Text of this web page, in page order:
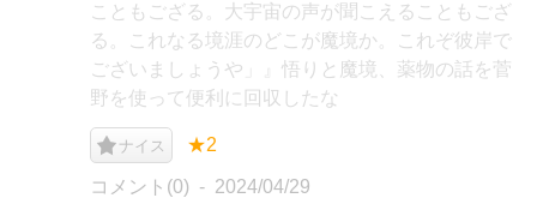
こともござる。大宇宙の声が聞こえることもござ
る。これなる境涯のどこが魔境か。これぞ彼岸で
ございましょうや」』悟りと魔境、薬物の話を菅
野を使って便利に回収したな
ナイス ★2
コメント(0) 2024/04/29